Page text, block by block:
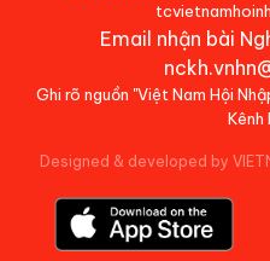
Email nhận bài
Ghi rõ nguồn "Việt Nam Hội
Kênh
Designed & developed by